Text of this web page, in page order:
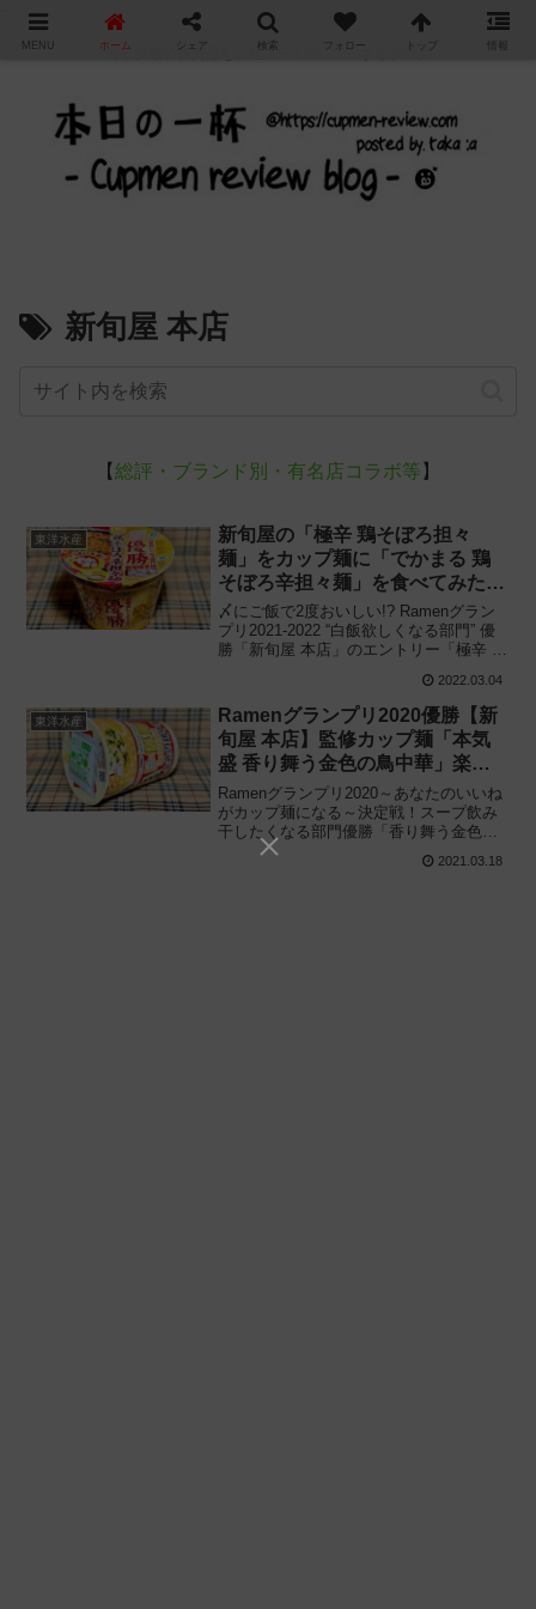
カップ麺の新商品をレビュー / アレンジするブログ
新旬屋 本店
【総評・ブランド別・有名店コラボ等 】
東洋水産
新旬屋の「極辛 鶏そぼろ担々
麺」をカップ麺に「でかまる 鶏
そぼろ辛担々麺」を食べてみた結
果 → 〆が本番だったw
〆にご飯で2度おいしい!? Ramenグラン
プリ2021-2022 “白飯欲しくなる部門” 優
勝「新旬屋 本店」のエントリー「極辛 鶏
洋水産「でかまる 鶏そぼろ辛担々麺」を
食べてみた感想と評価・レビューです。
2022.03.04
東洋水産
Ramenグランプリ2020優勝【新
旬屋 本店】監修カップ麺「本気
盛 香り舞う金色の鳥中華」楽天×
ぐるなび新企画
Ramenグランプリ2020～あなたのいいね
がカップ麺になる～決定戦！スープ飲み
干したくなる部門優勝「香り舞う金色出
汁 鶏麺」をカップラーメンで再現「マル
ちゃん 本気盛 香り舞う金色の鶏中華」を
2021.03.18
MENU ホーム シェア 検索 フォロー トップ 情報